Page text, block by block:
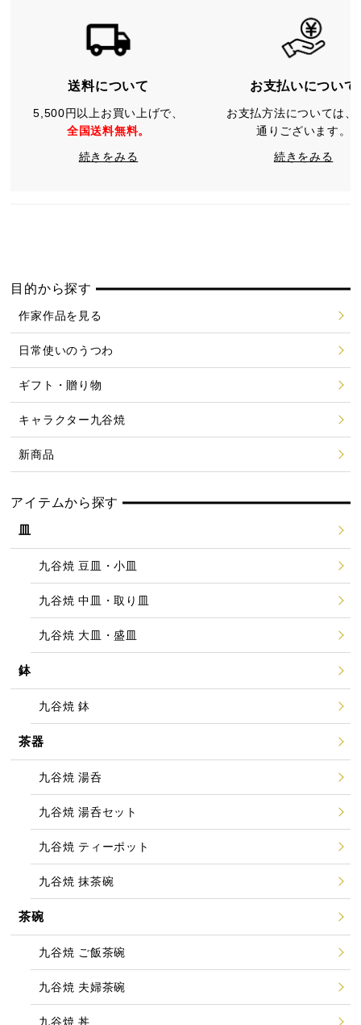
送料について
5,500円以上お買い上げで、
全国送料無料。
続きをみる
お支払いについて
お支払方法については、
通りございます。
続きをみる
目的から探す
作家作品を見る
日常使いのうつわ
ギフト・贈り物
キャラクター九谷焼
新商品
アイテムから探す
皿
九谷焼 豆皿・小皿
九谷焼 中皿・取り皿
九谷焼 大皿・盛皿
鉢
九谷焼 鉢
茶器
九谷焼 湯呑
九谷焼 湯呑セット
九谷焼 ティーポット
九谷焼 抹茶碗
茶碗
九谷焼 ご飯茶碗
九谷焼 夫婦茶碗
九谷焼 丼